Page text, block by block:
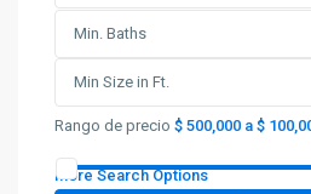
Min. Baths
Rango de precio $ 500,000 a $
More Search Options